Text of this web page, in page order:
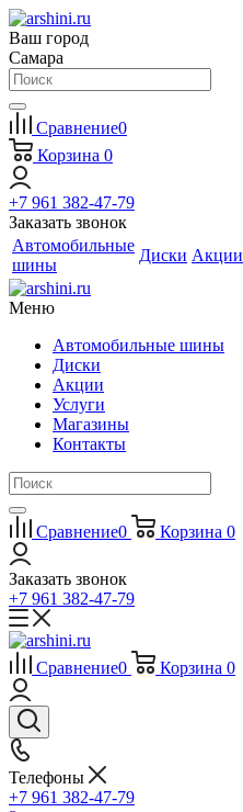
Ваш город
Самара
Сравнение0
Корзина 0
+7 961 382-47-79
Заказать звонок
Автомобильные
шины
Диски Акции
Меню
Автомобильные шины
Диски
Акции
Услуги
Магазины
Контакты
Сравнение0 Корзина 0
Заказать звонок
+7 961 382-47-79
Сравнение0 Корзина 0
Телефоны
+7 961 382-47-79